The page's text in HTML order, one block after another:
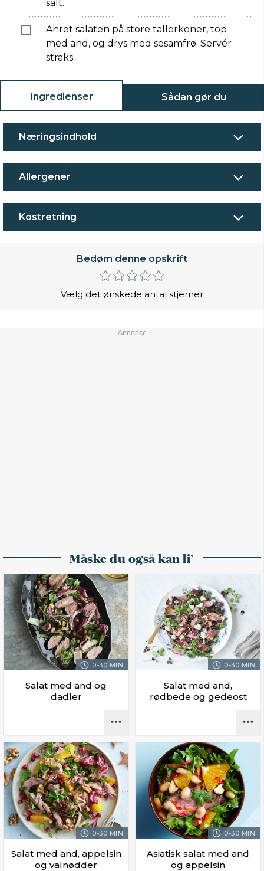
salt.
Anret salaten på store tallerkener, top
med and, og drys med sesamfrø. Servér
straks.
Ingredienser Sådan gør du
Næringsindhold
Allergener
Kostretning
Bedøm denne opskrift
Vælg det ønskede antal stjerner
Måske du også kan li'
0-30 MIN.
Salat med and og
dadler
0-30 MIN.
Salat med and,
rødbede og gedeost
0-30 MIN.
Salat med and, appelsin
og valnødder
0-30 MIN.
Asiatisk salat med and
og appelsin